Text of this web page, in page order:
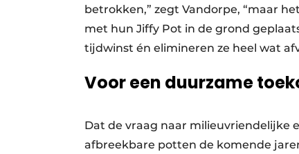
betrokken,” zegt Vandorpe, “maar
met hun Jiffy Pot in de grond
tijdwinst én elimineren ze heel wat
Voor een duurzame
Dat de vraag naar milieuvriendelijke
afbreekbare potten de komende